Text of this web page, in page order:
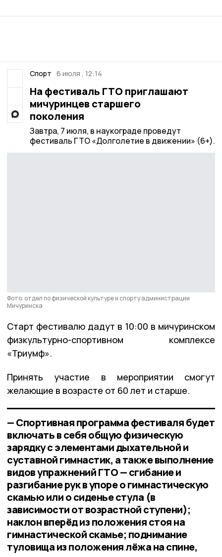
Спорт 6 июля , 12:14
На фестиваль ГТО приглашают
мичуринцев старшего
поколения
Завтра, 7 июля, в наукограде проведут
фестиваль ГТО «Долголетие в движении» (6+).
Фото: отдел по физической культуре и спорту администрации
Мичуринска
Старт фестивалю дадут в 10:00 в мичуринском
физкультурно-спортивном комплексе
«Триумф».
Принять участие в мероприятии смогут
желающие в возрасте от 60 лет и старше.
— Спортивная программа фестиваля будет
включать в себя общую физическую
зарядку с элементами дыхательной и
суставной гимнастик, а также выполнение
видов упражнений ГТО — сгибание и
разгибание рук в упоре о гимнастическую
скамью или о сиденье стула (в
зависимости от возрастной ступени);
наклон вперёд из положения стоя на
гимнастической скамье; поднимание
туловища из положения лёжа на спине,